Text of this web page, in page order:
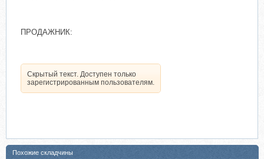
ПРОДАЖНИК:
Скрытый текст. Доступен только
зарегистрированным пользователям.
Похожие складчины